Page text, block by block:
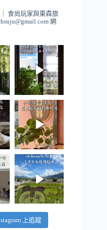
食尚玩家與東森旅
網
上追蹤